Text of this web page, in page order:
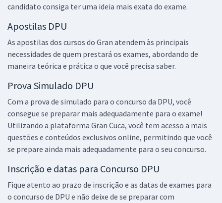
candidato consiga ter uma ideia mais exata do exame.
Apostilas DPU
As apostilas dos cursos do Gran atendem às principais
necessidades de quem prestará os exames, abordando de
maneira teórica e prática o que você precisa saber.
Prova Simulado DPU
Com a prova de simulado para o concurso da DPU, você
consegue se preparar mais adequadamente para o exame!
Utilizando a plataforma Gran Cuca, você tem acesso a mais
questões e conteúdos exclusivos online, permitindo que você
se prepare ainda mais adequadamente para o seu concurso.
Inscrição e datas para Concurso DPU
Fique atento ao prazo de inscrição e as datas de exames para
o concurso de DPU e não deixe de se preparar com